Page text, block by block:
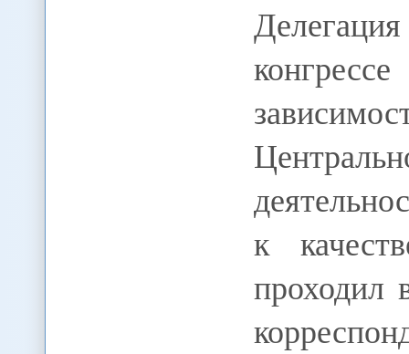
к
проходил